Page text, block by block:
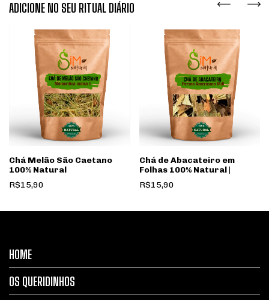
ADICIONE NO SEU RITUAL DIÁRIO
Chá Melão São Caetano
100% Natural
R$15,90
Chá de Abacateiro em
Folhas 100% Natural |
R$15,90
HOME
OS QUERIDINHOS